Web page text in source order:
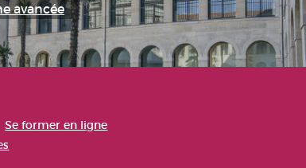
avancée
Se former en ligne